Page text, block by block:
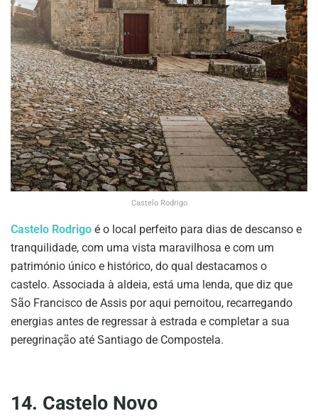
Castelo Rodrigo
Castelo Rodrigo é o local perfeito para dias de descanso e
tranquilidade, com uma vista maravilhosa e com um
património único e histórico, do qual destacamos o
castelo. Associada à aldeia, está uma lenda, que diz que
São Francisco de Assis por aqui pernoitou, recarregando
energias antes de regressar à estrada e completar a sua
peregrinação até Santiago de Compostela.
14. Castelo Novo